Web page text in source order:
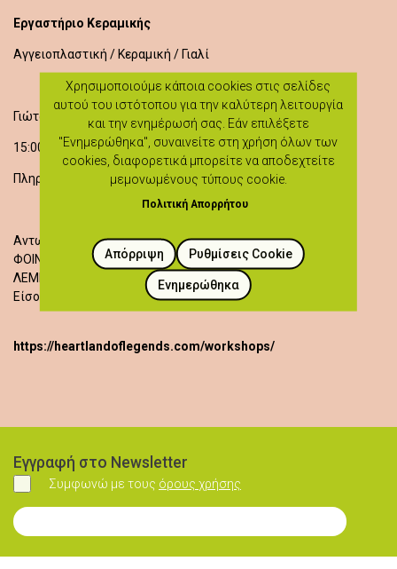
Εργαστήριο Κεραμικής
Aγγειοπλαστική / Κεραμική / Γιαλί
Γιώτα Αριστείδου
15:00 - 17:00
Πληροφορίες: 99136262
Αντωνίου & Ευγενίας 1
ΦΟΙΝΙ
ΛΕΜΕΣΟΣ
Είσοδος δωρεάν
https://heartlandoflegends.com/workshops/
Εγγραφή στο Newsletter
Συμφωνώ
Συμφωνώ με τους όρους χρήσης
Εγγραφή στο Newsletter
Χρησιμοποιούμε κάποια cookies στις σελίδες
αυτού του ιστότοπου για την καλύτερη λειτουργία
και την ενημέρωσή σας. Εάν επιλέξετε
"Ενημερώθηκα", συναινείτε στη χρήση όλων των
cookies, διαφορετικά μπορείτε να αποδεχτείτε
μεμονωμένους τύπους cookie.
Πολιτική Απορρήτου
Ρυθμίσεις Cookie
Απόρριψη
Ενημερώθηκα